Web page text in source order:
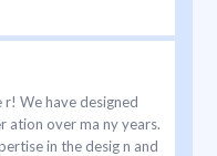
r! We have designed
ation over ma ny years.
in the desig n and